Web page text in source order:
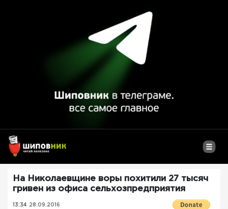
На Николаевщине воры похитили 27 тысяч
гривен из офиса сельхозпредприятия
13:34 28.09.2016